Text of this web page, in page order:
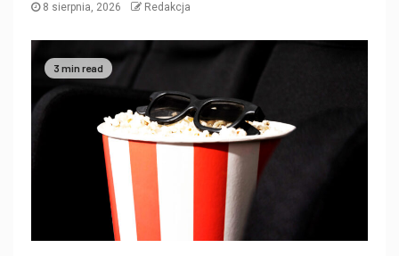
8 sierpnia, 2026 Redakcja
3 min read